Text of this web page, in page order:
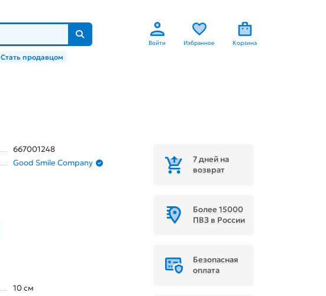
Войти Избранное Корзина
Стать продавцом
667001248
Good Smile Company
10 см
7 дней на
возврат
Более 15000
ПВЗ в России
Безопасная
оплата